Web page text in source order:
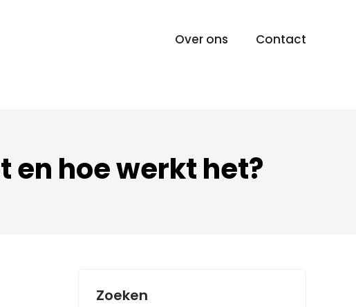
Over ons Contact
en hoe werkt het?
Zoeken